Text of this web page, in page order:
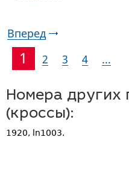
Вперед
1 2 3 4 ...
Номера других
(кроссы):
1920, ln1003.